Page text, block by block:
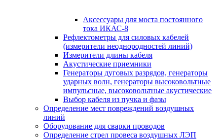
Аксессуары для моста постоянного
тока ИКАС-8
Рефлектометры для силовых кабелей
(измерители неоднородностей линий)
Измерители длины кабеля
Акустические приемники
Генераторы дуговых разрядов, генераторы
ударных волн, генераторы высоковольтные
импульсные, высоковольтные акустические
Выбор кабеля из пучка и фазы
Определение мест повреждений воздушных
линий
Оборудование для сварки проводов
Определение стрел провеса воздушных ЛЭП